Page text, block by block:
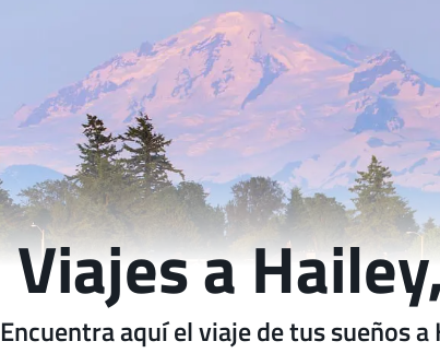
Viajes a
Encuentra aquí el viaje de tus sueños a